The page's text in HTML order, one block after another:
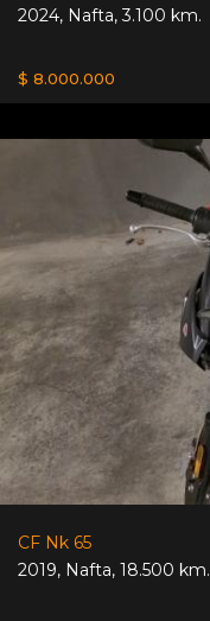
2024, Nafta,3.100 km.
$ 8.000.000
CF Nk 65
2019, Nafta, 18.500 km.